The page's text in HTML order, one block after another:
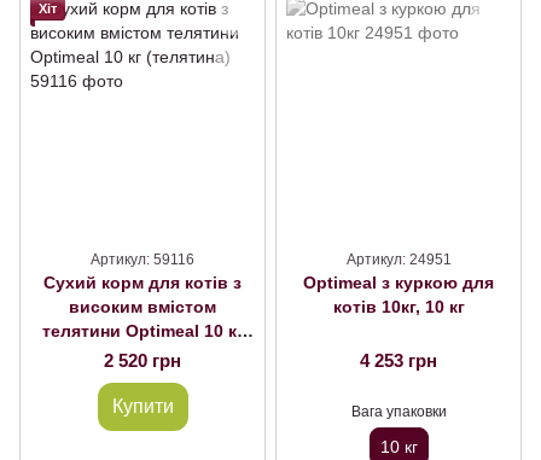
Хіт
Артикул: 59116
Сухий корм для котів з
високим вмістом
телятини Optimeal 10 кг
(телятина)
2 520 грн
Купити
Артикул: 24951
Optimeal з куркою для
котів 10кг, 10 кг
4 253 грн
Вага упаковки
10 кг